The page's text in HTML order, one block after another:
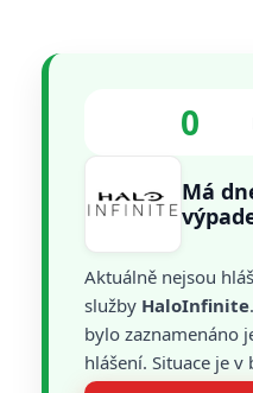
0
Má
Aktuálně nejsou
služby HaloInfinite
bylo zaznamenáno
hlášení. Situace je v